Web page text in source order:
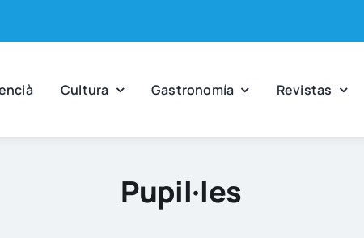
Cul­tu­ra Gas­tro­no­mía Revis­tas
Pupil·les